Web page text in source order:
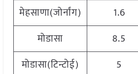
मेहसाणा(जोर्नांग)
1.6
मोडासा
8.5
मोडासा(टिन्टोई)
5